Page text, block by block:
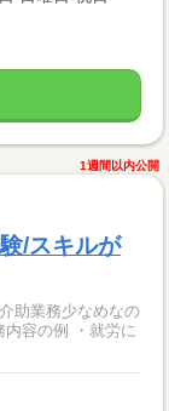
1週間以内公開
/スキルが
助業務少なめなの